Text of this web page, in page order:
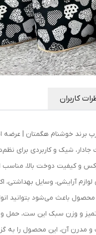
کاربران
برند خوشنام هگمتان | عرضه
جادار، شیک و کاربردی برای
و کیفیت دوخت بالا، مناسب
آرایشی، وسایل
محصول باعث می‌شود بتوانید
و وزن سبک این ست، حمل و
آن، این محصول را به